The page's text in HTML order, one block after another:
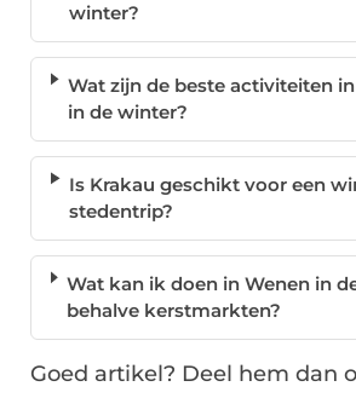
winter?
Wat zijn de beste activiteiten
in de winter?
Is Krakau geschikt voor een
stedentrip?
Wat kan ik doen in Wenen in
behalve kerstmarkten?
Goed artikel? Deel hem dan